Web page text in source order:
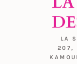
LA
207,